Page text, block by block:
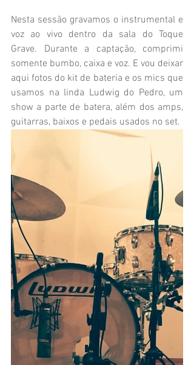
Nesta sessão gravamos o instrumental e
voz ao vivo dentro da sala do Toque
Grave. Durante a captação, comprimi
somente bumbo, caixa e voz. E vou deixar
aqui fotos do kit de bateria e os mics que
usamos na linda Ludwig do Pedro, um
show a parte de batera, além dos amps,
guitarras, baixos e pedais usados no set.